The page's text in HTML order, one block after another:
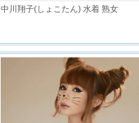
中川翔子(しょこたん) 水着 熟女